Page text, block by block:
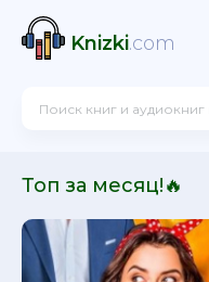
Knizki.com
Топ за месяц!🔥